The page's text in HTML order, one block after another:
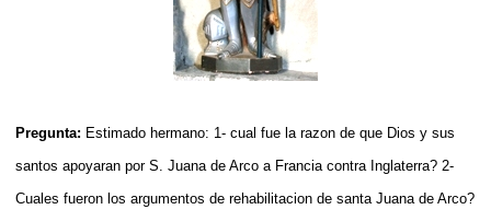
Pregunta: Estimado hermano: 1- cual fue la razon de que Dios y sus
santos apoyaran por S. Juana de Arco a Francia contra Inglaterra? 2-
Cuales fueron los argumentos de rehabilitacion de santa Juana de Arco?